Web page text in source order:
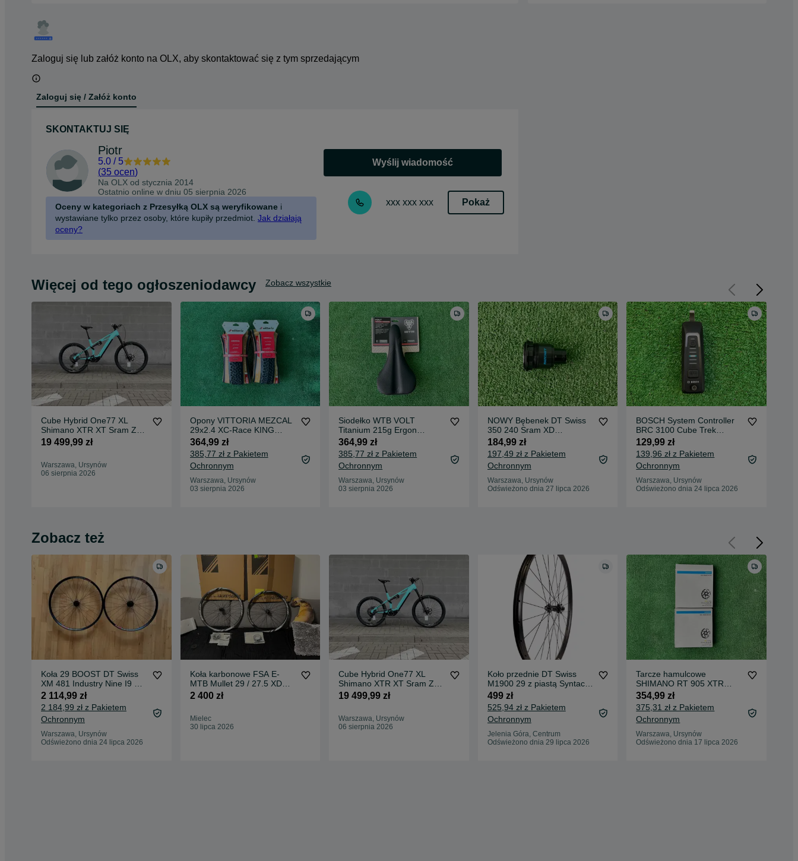
Zaloguj się lub załóż konto na OLX, aby skontaktować się z tym sprzedającym
Zaloguj się / Załóż konto
SKONTAKTUJ SIĘ
Piotr
5.0 / 5
(35 ocen)
Na OLX od stycznia 2014
Ostatnio online w dniu 05 sierpnia 2026
Oceny w kategoriach z Przesyłką OLX są weryfikowane i
wystawiane tylko przez osoby, które kupiły przedmiot. Jak działają
oceny?
Wyślij wiadomość
xxx xxx xxx Pokaż
Więcej od tego ogłoszeniodawcy Zobacz wszystkie
Cube Hybrid One77 XL
Shimano XTR XT Sram ZEB
170 DT1700 Bosch 5
800Wha
19 499,99 zł
Warszawa, Ursynów
06 sierpnia 2026
Opony VITTORIA MEZCAL
29x2.4 XC-Race KING
Scorpion Fast WTB Speed
364,99 zł
385,77 zł z Pakietem
Ochronnym
Warszawa, Ursynów
03 sierpnia 2026
Siodełko WTB VOLT
Titanium 215g Ergon
Specialized Selle italia
Royal
364,99 zł
385,77 zł z Pakietem
Ochronnym
Warszawa, Ursynów
03 sierpnia 2026
NOWY Bębenek DT Swiss
350 240 Sram XD
RATCHET Classic 1700
1501 XR XM
184,99 zł
197,49 zł z Pakietem
Ochronnym
Warszawa, Ursynów
Odświeżono dnia 27 lipca 2026
BOSCH System Controller
BRC 3100 Cube Trek
Canyon KIOX Orbea Focus
129,99 zł
139,96 zł z Pakietem
Ochronnym
Warszawa, Ursynów
Odświeżono dnia 24 lipca 2026
Zobacz też
Koła 29 BOOST DT Swiss
XM 481 Industry Nine I9 FR
Trail Enduro JAKOŚĆ
Sapim
2 114,99 zł
2 184,99 zł z Pakietem
Ochronnym
Warszawa, Ursynów
Odświeżono dnia 24 lipca 2026
Koła karbonowe FSA E-
MTB Mullet 29 / 27.5 XD
boost Enduro Freeride dh
2 400 zł
Mielec
30 lipca 2026
Cube Hybrid One77 XL
Shimano XTR XT Sram ZEB
170 DT1700 Bosch 5
800Wha
19 499,99 zł
Warszawa, Ursynów
06 sierpnia 2026
Koło przednie DT Swiss
M1900 29 z piastą Syntace
Straight 15x110 Boost 6
śrub MTB
499 zł
525,94 zł z Pakietem
Ochronnym
Jelenia Góra, Centrum
Odświeżono dnia 29 lipca 2026
Tarcze hamulcowe
SHIMANO RT 905 XTR
SAINT 203mm Trail Enduro
Ebike DH
354,99 zł
375,31 zł z Pakietem
Ochronnym
Warszawa, Ursynów
Odświeżono dnia 17 lipca 2026